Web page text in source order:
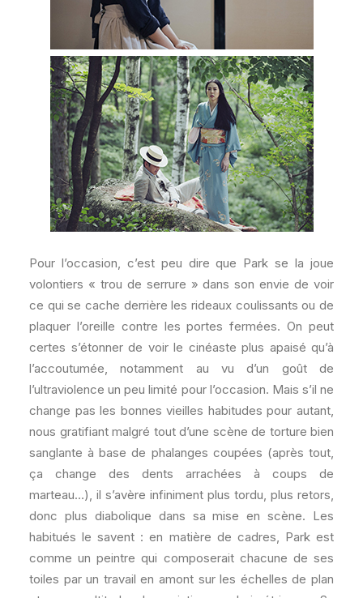
Pour l’occasion, c’est peu dire que Park se la joue
volontiers « trou de serrure » dans son envie de voir
ce qui se cache derrière les rideaux coulissants ou de
plaquer l’oreille contre les portes fermées. On peut
certes s’étonner de voir le cinéaste plus apaisé qu’à
l’accoutumée, notamment au vu d’un goût de
l’ultraviolence un peu limité pour l’occasion. Mais s’il ne
change pas les bonnes vieilles habitudes pour autant,
nous gratifiant malgré tout d’une scène de torture bien
sanglante à base de phalanges coupées (après tout,
ça change des dents arrachées à coups de
marteau…), il s’avère infiniment plus tordu, plus retors,
donc plus diabolique dans sa mise en scène. Les
habitués le savent : en matière de cadres, Park est
comme un peintre qui composerait chacune de ses
toiles par un travail en amont sur les échelles de plan